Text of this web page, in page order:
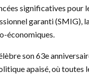
significatives pour
garanti (SMIG),
économiques.
son 63e
apaisé, où toutes